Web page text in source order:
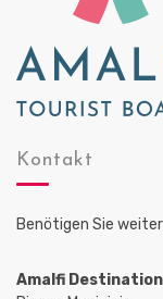
Kontakt
Benötigen Sie
Amalfi Destination